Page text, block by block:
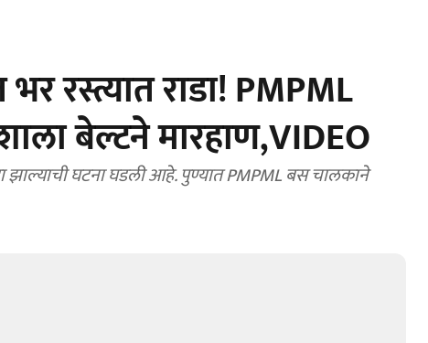
रस्त्यात राडा! PMPML
बेल्टने मारहाण,VIDEO
झाल्याची घटना घडली आहे. पुण्यात PMPML बस चालकाने